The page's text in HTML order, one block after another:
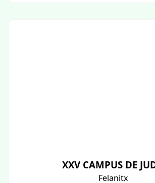
XXV CAMPUS DE
Felanitx